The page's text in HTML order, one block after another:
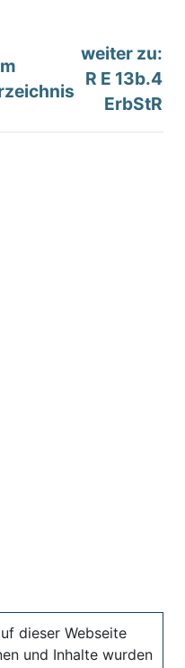
weiter zu:
R E 13b.4
ErbStR
dieser Webseite
und Inhalte wurden